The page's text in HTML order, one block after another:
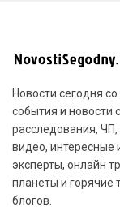
Новости сегодня
события и новости
расследования,
видео, интересные
эксперты, онлайн
планеты и горячие
блогов.